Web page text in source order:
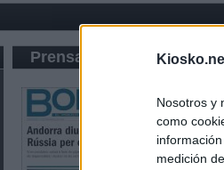
Nosotros y
como
medición
Prensa de Información